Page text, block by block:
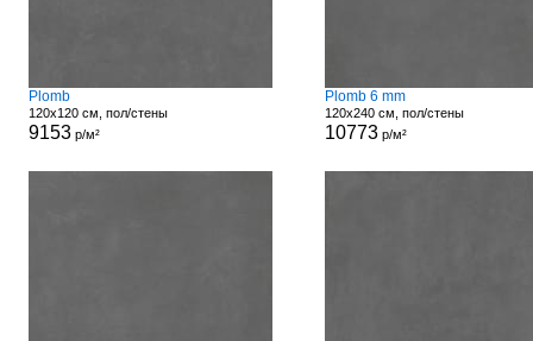
Plomb
120x120 см, пол/стены
9153р/м²
Plomb 6 mm
120x240 см, пол/стены
10773р/м²